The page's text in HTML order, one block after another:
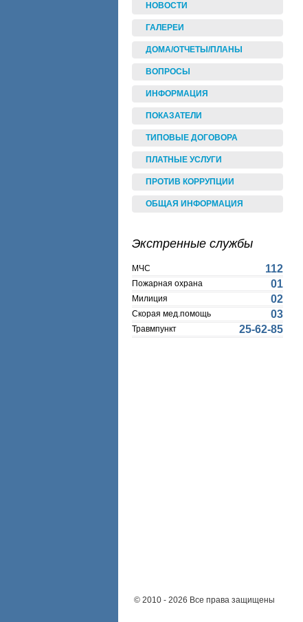
НОВОСТИ
ГАЛЕРЕИ
ДОМА/ОТЧЕТЫ/ПЛАНЫ
ВОПРОСЫ
ИНФОРМАЦИЯ
ПОКАЗАТЕЛИ
ТИПОВЫЕ ДОГОВОРА
ПЛАТНЫЕ УСЛУГИ
ПРОТИВ КОРРУПЦИИ
ОБЩАЯ ИНФОРМАЦИЯ
Экстренные службы
МЧС 112
Пожарная охрана 01
Милиция 02
Скорая мед.помощь 03
Травмпункт 25-62-85
© 2010 - 2026 Все права защищены